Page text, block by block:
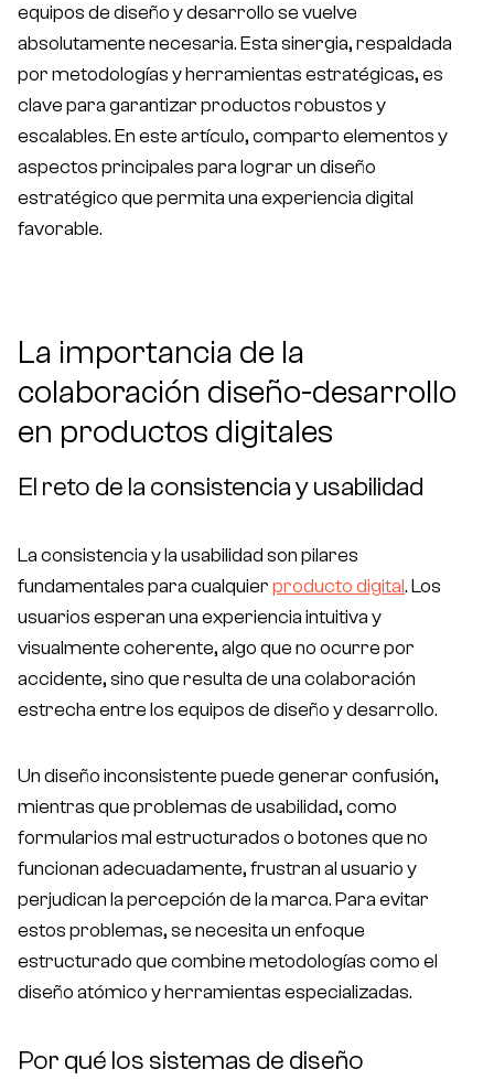
Productos
Nosotros
Blog
Free Consultation
contacto@bonzzay.com
De Lunes a Viernes / 9:00 - 18:00 (CET)
equipos de diseño y desarrollo se vuelve
absolutamente necesaria. Esta sinergia, respaldada
por metodologías y herramientas estratégicas, es
clave para garantizar productos robustos y
escalables. En este artículo, comparto elementos y
aspectos principales para lograr un diseño
estratégico que permita una experiencia digital
favorable.
La importancia de la
colaboración diseño-desarrollo
en productos digitales
El reto de la consistencia y usabilidad
La consistencia y la usabilidad son pilares
fundamentales para cualquierproducto digital. Los
usuarios esperan una experiencia intuitiva y
visualmente coherente, algo que no ocurre por
accidente, sino que resulta de una colaboración
estrecha entre los equipos de diseño y desarrollo.
Un diseño inconsistente puede generar confusión,
mientras que problemas de usabilidad, como
formularios mal estructurados o botones que no
funcionan adecuadamente, frustran al usuario y
perjudican la percepción de la marca. Para evitar
estos problemas, se necesita un enfoque
estructurado que combine metodologías como el
diseño atómico y herramientas especializadas.
Por qué los sistemas de diseño